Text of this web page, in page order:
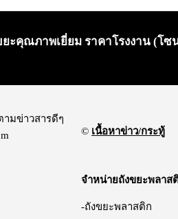
ะคุณภาพเยี่ยม ราคาโรงงาน (โซ
ามข่าวสารดีๆ
© เนื้อหาข่าว/กระทู้
จำหน่ายถังขยะพลาส
-ถังขยะพลาสติก